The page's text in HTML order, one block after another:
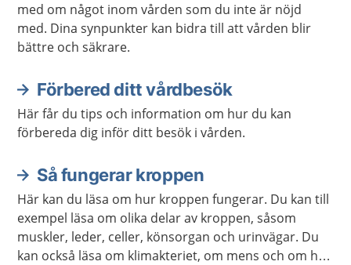
med om något inom vården som du inte är nöjd
med. Dina synpunkter kan bidra till att vården blir
bättre och säkrare.
Förbered ditt vårdbesök
Här får du tips och information om hur du kan
förbereda dig inför ditt besök i vården.
Så fungerar kroppen
Här kan du läsa om hur kroppen fungerar. Du kan till
exempel läsa om olika delar av kroppen, såsom
muskler, leder, celler, könsorgan och urinvägar. Du
kan också läsa om klimakteriet, om mens och om hur